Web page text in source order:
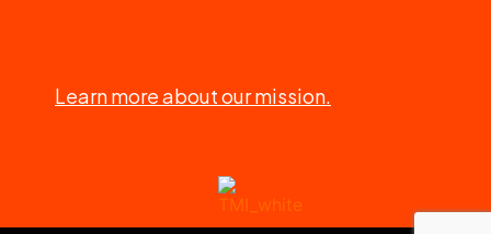
Learn more about our mission.